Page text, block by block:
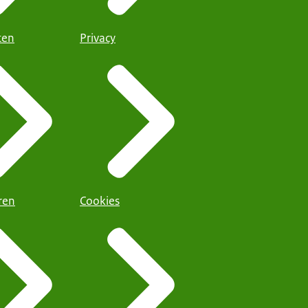
Privacy
Cookies